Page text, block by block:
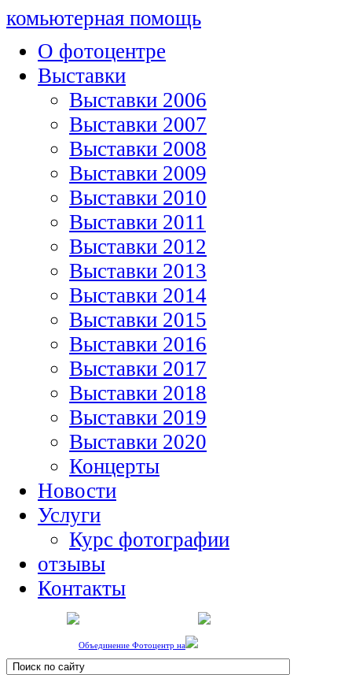
комьютерная помощь
О фотоцентре
Выставки
Выставки 2006
Выставки 2007
Выставки 2008
Выставки 2009
Выставки 2010
Выставки 2011
Выставки 2012
Выставки 2013
Выставки 2014
Выставки 2015
Выставки 2016
Выставки 2017
Выставки 2018
Выставки 2019
Выставки 2020
Концерты
Новости
Услуги
Курс фотографии
отзывы
Контакты
Объединение Фотоцентр на